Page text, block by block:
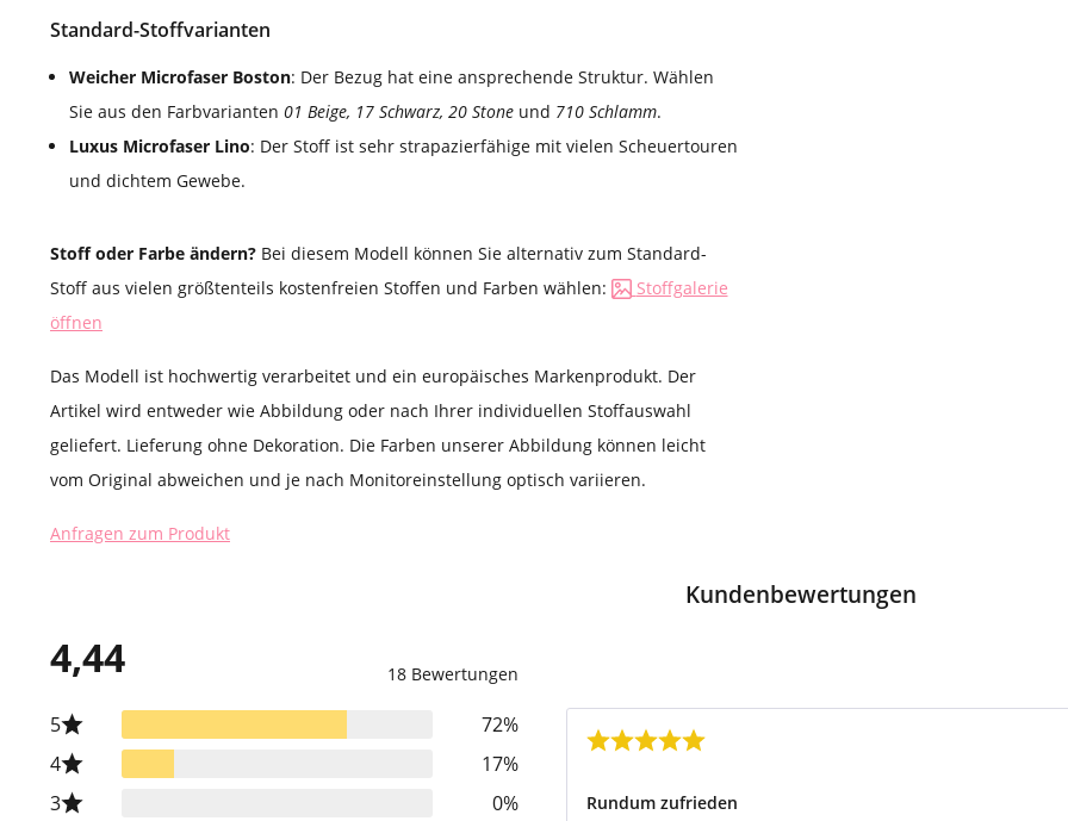
Standard-Stoffvarianten
Weicher Microfaser Boston: Der Bezug hat eine ansprechende Struktur. Wählen
Sie aus den Farbvarianten 01 Beige, 17 Schwarz, 20 Stone und 710 Schlamm.
Luxus Microfaser Lino: Der Stoff ist sehr strapazierfähige mit vielen Scheuertouren
und dichtem Gewebe.
Stoff oder Farbe ändern? Bei diesem Modell können Sie alternativ zum Standard-
Stoff aus vielen größtenteils kostenfreien Stoffen und Farben wählen:
Stoffgalerie
öffnen
Das Modell ist hochwertig verarbeitet und ein europäisches Markenprodukt. Der
Artikel wird entweder wie Abbildung oder nach Ihrer individuellen Stoffauswahl
geliefert. Lieferung ohne Dekoration. Die Farben unserer Abbildung können leicht
vom Original abweichen und je nach Monitoreinstellung optisch variieren.
Anfragen zum Produkt
Kundenbewertungen
4,44 18 Bewertungen
5
72%
4
17%
3
0% Rundum zufrieden